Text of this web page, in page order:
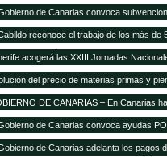
de la Cadena Alimentaria
de Canarias convoca
ganaderas autóctonas
reconoce el trabajo de los más de
acogerá las XXIII Jornadas
Alimentaria de AVESA
del precio de materias primas y
DE CANARIAS – En Canarias
de Canarias convoca ayudas
de euros
de Canarias adelanta los pagos